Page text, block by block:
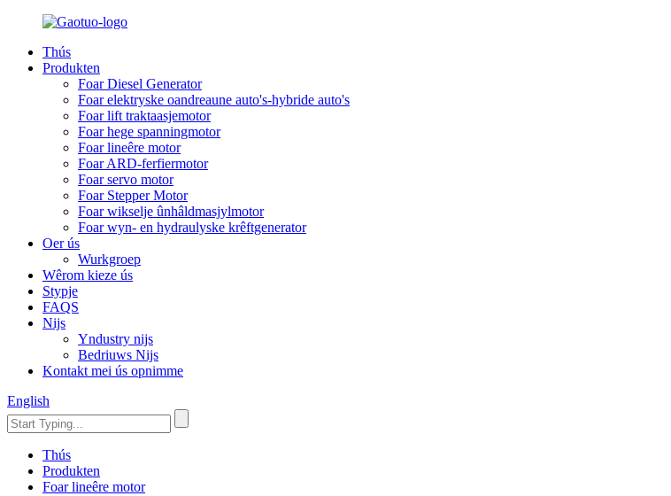
Thús
Produkten
Foar Diesel Generator
Foar elektryske oandreaune auto's-hybride auto's
Foar lift traktaasjemotor
Foar hege spanningmotor
Foar lineêre motor
Foar ARD-ferfiermotor
Foar servo motor
Foar Stepper Motor
Foar wikselje ûnhâldmasjylmotor
Foar wyn- en hydraulyske krêftgenerator
Oer ús
Wurkgroep
Wêrom kieze ús
Stypje
FAQS
Nijs
Yndustry nijs
Bedriuws Nijs
Kontakt mei ús opnimme
English
Thús
Produkten
Foar lineêre motor